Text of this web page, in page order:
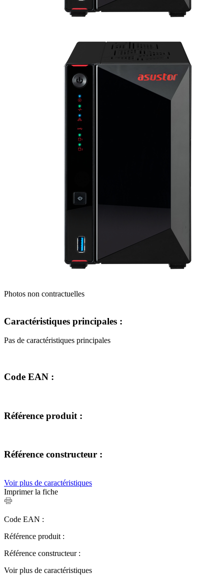
Photos non contractuelles
Caractéristiques principales :
Pas de caractéristiques principales
Code EAN :
Référence produit :
Référence constructeur :
Voir plus de caractéristiques
Imprimer la fiche
Code EAN :
Référence produit :
Référence constructeur :
Voir plus de caractéristiques